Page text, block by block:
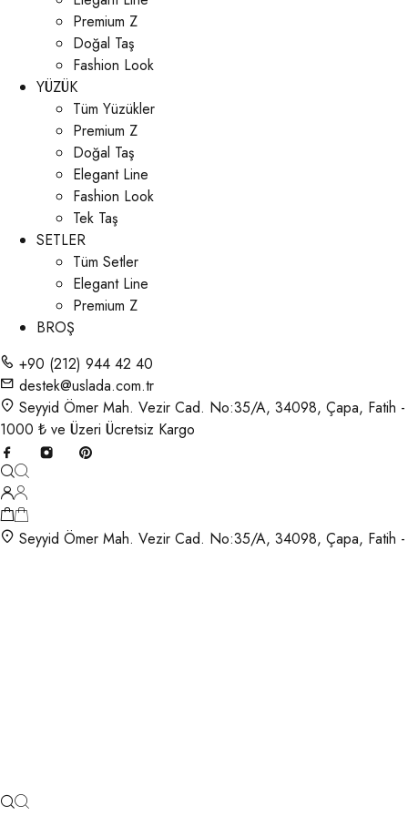
Premium Z
Doğal Taş
Fashion Look
YÜZÜK
Tüm Yüzükler
Premium Z
Doğal Taş
Elegant Line
Fashion Look
Tek Taş
SETLER
Tüm Setler
Elegant Line
Premium Z
BROŞ
+90 (212) 944 42 40
destek@uslada.com.tr
Seyyid Ömer Mah. Vezir Cad. No:35/A, 34098, Çapa, Fatih
1000 ₺ ve Üzeri Ücretsiz Kargo
Seyyid Ömer Mah. Vezir Cad. No:35/A, 34098, Çapa, Fatih